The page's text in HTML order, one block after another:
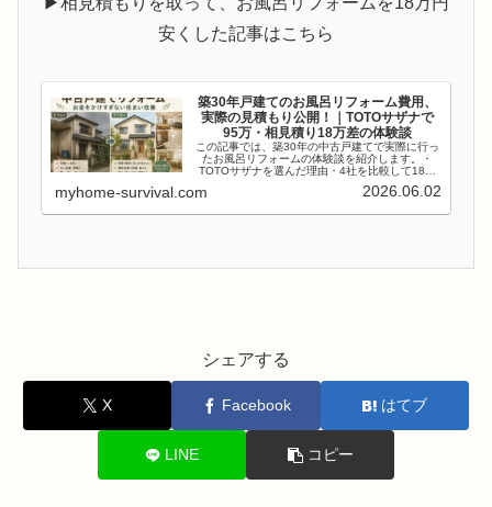
安くした記事はこちら
築30年戸建てのお風呂リフォーム費用、
実際の見積もり公開！｜TOTOサザナで
95万・相見積り18万差の体験談
この記事では、築30年の中古戸建てで実際に行っ
たお風呂リフォームの体験談を紹介します。・
TOTOサザナを選んだ理由・4社を比較して18万
良かった設備、不要だった設備・相見積もりの重
myhome-survival.com 2026.06.02
シェアする
X Facebook はてブ
LINE コピー